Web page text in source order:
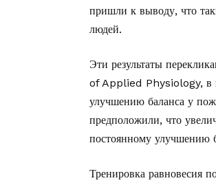
пришли к выводу, что
людей.
Эти результаты
of Applied Physiology, в
улучшению баланса у
предположили, что
постоянному улучшению
Тренировка равновесия